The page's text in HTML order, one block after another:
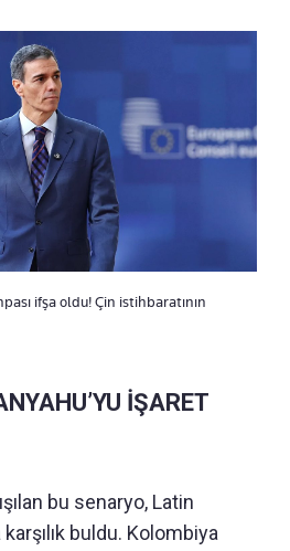
ifşa oldu! Çin istihbaratının
İŞARET
bu senaryo, Latin
buldu. Kolombiya